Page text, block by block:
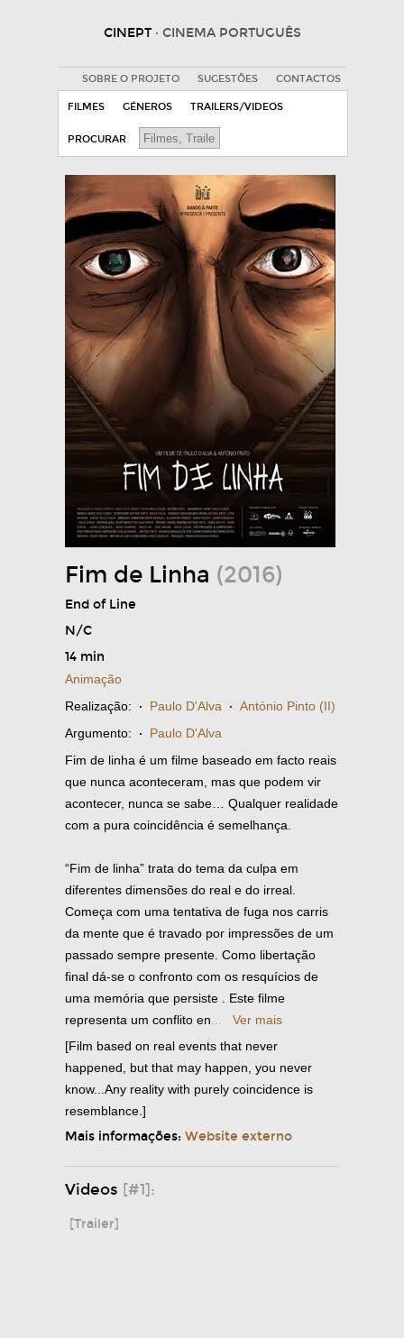
CINEPT · CINEMA PORTUGUÊS
SOBRE O PROJETO SUGESTÕES CONTACTOS
FILMES GÉNEROS TRAILERS/VIDEOS
PROCURAR
Fim de Linha (2016)
End of Line
N/C
14 min
Animação
Realização: · Paulo D'Alva · António Pinto (II)
Argumento: · Paulo D'Alva
Fim de linha é um filme baseado em facto reais
que nunca aconteceram, mas que podem vir
acontecer, nunca se sabe… Qualquer realidade
com a pura coincidência é semelhança.
“Fim de linha” trata do tema da culpa em
diferentes dimensões do real e do irreal.
Começa com uma tentativa de fuga nos carris
da mente que é travado por impressões de um
passado sempre presente. Como libertação
final dá-se o confronto com os resquícios de
uma memória que persiste . Este filme
representa um conflito en
Ver mais
[Film based on real events that never
happened, but that may happen, you never
know...Any reality with purely coincidence is
resemblance.]
Mais informações: Website externo
Videos [#1]:
[Trailer]